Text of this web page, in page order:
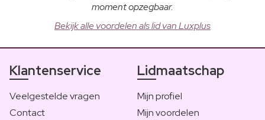
moment opzegbaar.
Bekijk alle voordelen als lid van Luxplus
Klantenservice
Veelgestelde vragen
Contact
Lidmaatschap
Mijn profiel
Mijn voordelen